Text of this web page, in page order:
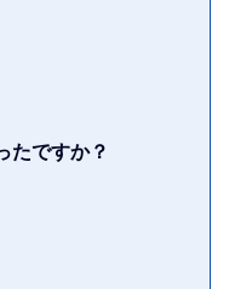
たですか？